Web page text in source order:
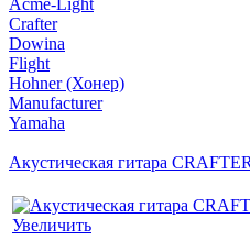
Acme-Light
Crafter
Dowina
Flight
Hohner (Хонер)
Manufacturer
Yamaha
Акустическая гитара
Увеличить